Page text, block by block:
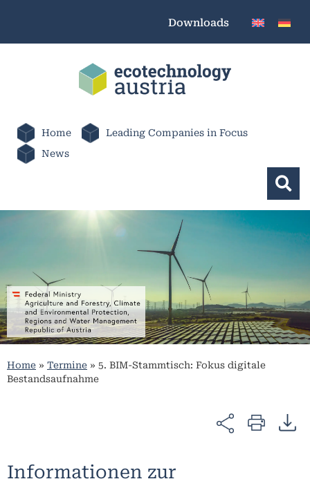
Downloads
Home
Leading Companies in Focus
News
Home » Termine » 5. BIM-Stammtisch: Fokus digitale
Bestandsaufnahme
Informationen zur